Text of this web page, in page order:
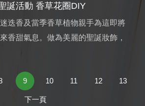
誕活動 香草花圈DIY
迭香及當季香草植物親手為這即將
香甜氣息。做為美麗的聖誕妝飾，
9 10 11 12 13
下一頁